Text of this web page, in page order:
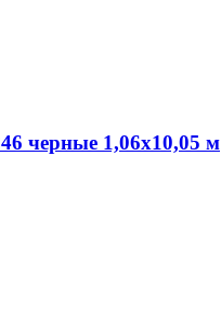
черные 1,06х10,05 м